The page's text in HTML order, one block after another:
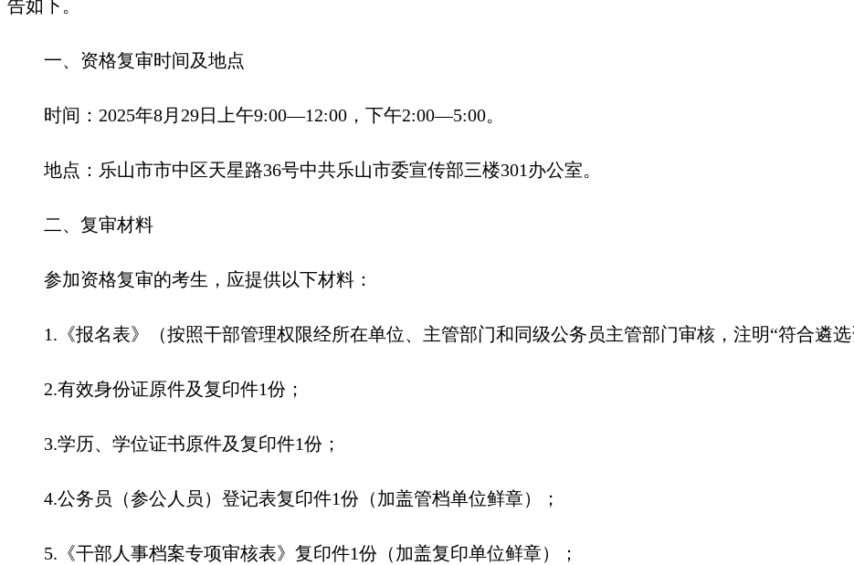
告如下。
一、资格复审时间及地点
时间：2025年8月29日上午9:00—12:00，下午2:00—5:00。
地点：乐山市市中区天星路36号中共乐山市委宣传部三楼301办公室。
二、复审材料
参加资格复审的考生，应提供以下材料：
1.《报名表》（按照干部管理权限经所在单位、主管部门和同级公务员主管部门审核，注明“符合遴
2.有效身份证原件及复印件1份；
3.学历、学位证书原件及复印件1份；
4.公务员（参公人员）登记表复印件1份（加盖管档单位鲜章）；
5.《干部人事档案专项审核表》复印件1份（加盖复印单位鲜章）；